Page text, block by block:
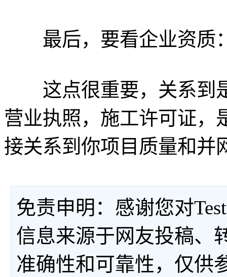
最后，要看企业资质
这点很重要，关系到
营业执照，施工许可证，
接关系到你项目质量和并
免责申明：感谢您对
信息来源于网友投稿、
准确性和可靠性，仅供